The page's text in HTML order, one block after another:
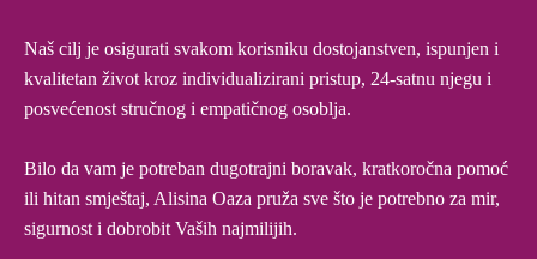
Naš cilj je osigurati svakom korisniku dostojanstven, ispunjen i
kvalitetan život kroz individualizirani pristup, 24-satnu njegu i
posvećenost stručnog i empatičnog osoblja.
Bilo da vam je potreban dugotrajni boravak, kratkoročna pomoć
ili hitan smještaj, Alisina Oaza pruža sve što je potrebno za mir,
sigurnost i dobrobit Vaših najmilijih.